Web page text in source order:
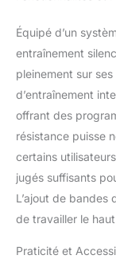
bandes de
: le
Support
plaisir à
de
construit
léger de
longue
stabilité et
des vélos
Équipé d’un
entraînement
pleinement sur
d’entraînement
offrant des
résistance puisse
certains
jugés suffisants
L’ajout de bandes
de travailler le
Praticité et